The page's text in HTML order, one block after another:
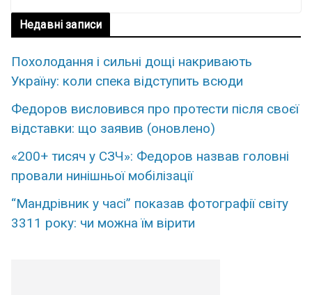
Недавні записи
Похолодання і сильні дощі накривають
Україну: коли спека відступить всюди
Федоров висловився про протести після своєї
відставки: що заявив (оновлено)
«200+ тисяч у СЗЧ»: Федоров назвав головні
провали нинішньої мобілізації
“Мандрівник у часі” показав фотографії світу
3311 року: чи можна їм вірити